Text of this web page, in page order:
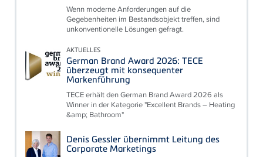
Wenn moderne Anforderungen auf die
Gegebenheiten im Bestandsobjekt treffen, sind
unkonventionelle Lösungen gefragt.
AKTUELLES
German Brand Award 2026: TECE
überzeugt mit konsequenter
Markenführung
TECE erhält den German Brand Award 2026 als
Winner in der Kategorie "Excellent Brands – Heating
&amp; Bathroom"
Denis Gessler übernimmt Leitung des
Corporate Marketings